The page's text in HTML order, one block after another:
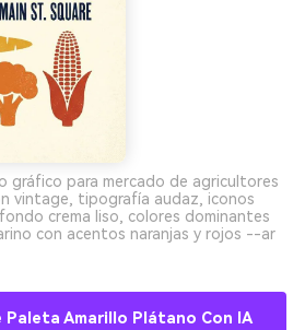
gráfico para mercado de agricultores
vintage, tipografía audaz, iconos
crema liso, colores dominantes
con acentos naranjas y rojos --ar
Paleta Amarillo Plátano Con IA